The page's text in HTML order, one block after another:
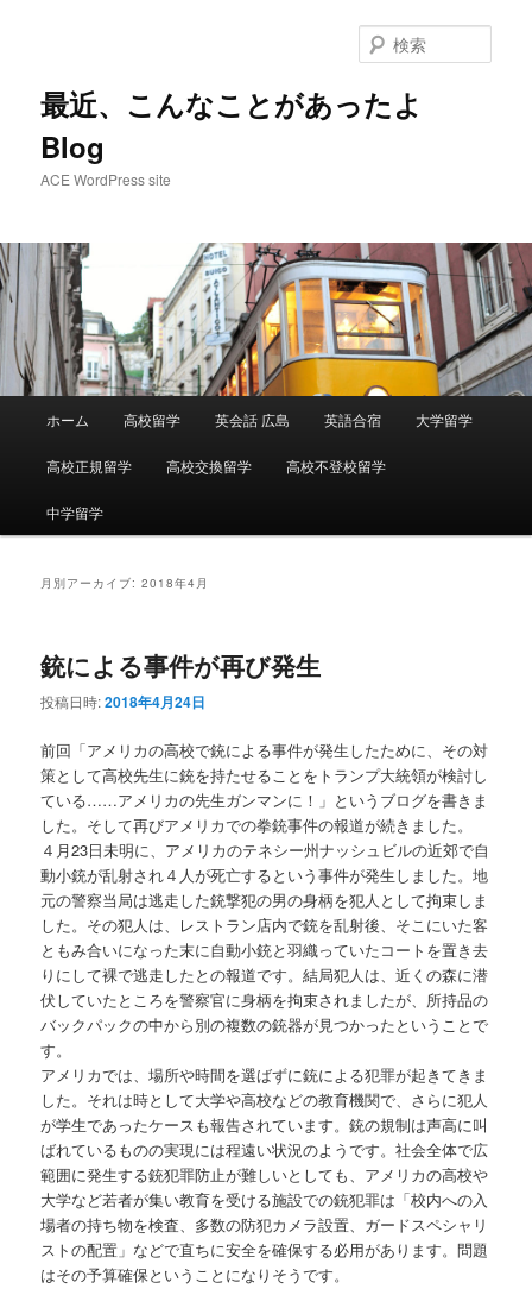
移
動
動
最近、こんなことがあったよ
Blog
ACE WordPress site
索
ュ
ホーム 高校留学 英会話 広島 英語合宿 大学留学
高校正規留学 高校交換留学 高校不登校留学
中学留学
月別アーカイブ:2018年4月
銃による事件が再び発生
投稿日時:2018年4月24日
前回「アメリカの高校で銃による事件が発生したために、その対
策として高校先生に銃を持たせることをトランプ大統領が検討し
ている……アメリカの先生ガンマンに！」というブログを書きま
した。そして再びアメリカでの拳銃事件の報道が続きました。
４月23日未明に、アメリカのテネシー州ナッシュビルの近郊で自
動小銃が乱射され４人が死亡するという事件が発生しました。地
元の警察当局は逃走した銃撃犯の男の身柄を犯人として拘束しま
した。その犯人は、レストラン店内で銃を乱射後、そこにいた客
ともみ合いになった末に自動小銃と羽織っていたコートを置き去
りにして裸で逃走したとの報道です。結局犯人は、近くの森に潜
伏していたところを警察官に身柄を拘束されましたが、所持品の
バックパックの中から別の複数の銃器が見つかったということで
す。
アメリカでは、場所や時間を選ばずに銃による犯罪が起きてきま
した。それは時として大学や高校などの教育機関で、さらに犯人
が学生であったケースも報告されています。銃の規制は声高に叫
ばれているものの実現には程遠い状況のようです。社会全体で広
範囲に発生する銃犯罪防止が難しいとしても、アメリカの高校や
大学など若者が集い教育を受ける施設での銃犯罪は「校内への入
場者の持ち物を検査、多数の防犯カメラ設置、ガードスペシャリ
ストの配置」などで直ちに安全を確保する必用があります。問題
はその予算確保ということになりそうです。